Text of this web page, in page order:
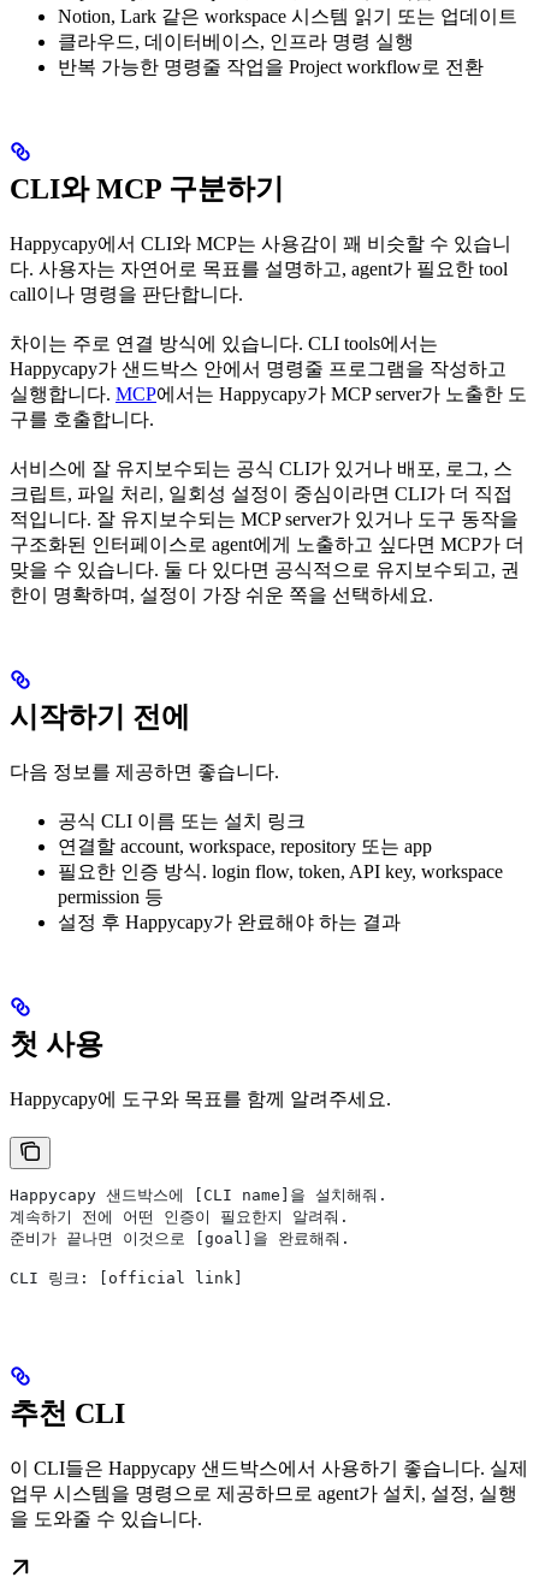
Notion, Lark 같은 workspace 시스템 읽기 또는 업데이트
클라우드, 데이터베이스, 인프라 명령 실행
반복 가능한 명령줄 작업을 Project workflow로 전환
CLI와 MCP 구분하기
Happycapy에서 CLI와 MCP는 사용감이 꽤 비슷할 수 있습니
다. 사용자는 자연어로 목표를 설명하고, agent가 필요한 tool
call이나 명령을 판단합니다.
차이는 주로 연결 방식에 있습니다. CLI tools에서는
Happycapy가 샌드박스 안에서 명령줄 프로그램을 작성하고
실행합니다. MCP에서는 Happycapy가 MCP server가 노출한 도
구를 호출합니다.
서비스에 잘 유지보수되는 공식 CLI가 있거나 배포, 로그, 스
크립트, 파일 처리, 일회성 설정이 중심이라면 CLI가 더 직접
적입니다. 잘 유지보수되는 MCP server가 있거나 도구 동작을
구조화된 인터페이스로 agent에게 노출하고 싶다면 MCP가 더
맞을 수 있습니다. 둘 다 있다면 공식적으로 유지보수되고, 권
한이 명확하며, 설정이 가장 쉬운 쪽을 선택하세요.
시작하기 전에
다음 정보를 제공하면 좋습니다.
공식 CLI 이름 또는 설치 링크
연결할 account, workspace, repository 또는 app
필요한 인증 방식. login flow, token, API key, workspace
permission 등
설정 후 Happycapy가 완료해야 하는 결과
첫 사용
Happycapy에 도구와 목표를 함께 알려주세요.
Happycapy 샌드박스에 [CLI name]을 설치해줘.
계속하기 전에 어떤 인증이 필요한지 알려줘.
준비가 끝나면 이것으로 [goal]을 완료해줘.
CLI 링크: [official link]
추천 CLI
이 CLI들은 Happycapy 샌드박스에서 사용하기 좋습니다. 실제
업무 시스템을 명령으로 제공하므로 agent가 설치, 설정, 실행
을 도와줄 수 있습니다.